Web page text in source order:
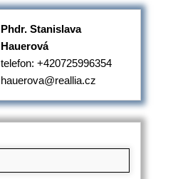
Phdr. Stanislava
Hauerová
telefon: +420725996354
hauerova@reallia.cz